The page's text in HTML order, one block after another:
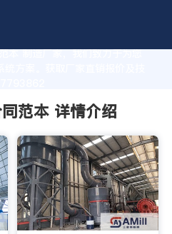
本 制造厂家，我们致力于为您
方案。获取厂家直销报价及技
范本 详情介绍